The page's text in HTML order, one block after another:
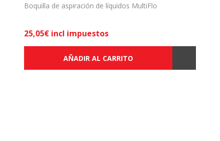
Boquilla de aspiración de líquidos MultiFlo
25,05€ incl impuestos
AÑADIR AL CARRITO